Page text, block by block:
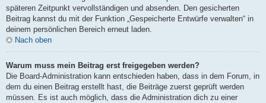
späteren Zeitpunkt vervollständigen und absenden. Den gesicherten
Beitrag kannst du mit der Funktion „Gespeicherte Entwürfe verwalten“ in
deinem persönlichen Bereich erneut laden.
Nach oben
Warum muss mein Beitrag erst freigegeben werden?
Die Board-Administration kann entschieden haben, dass in dem Forum, in
dem du einen Beitrag erstellt hast, die Beiträge zuerst geprüft werden
müssen. Es ist auch möglich, dass die Administration dich zu einer